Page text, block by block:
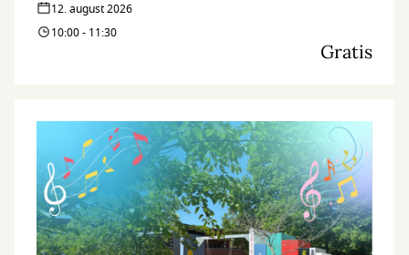
12. august 2026
10:00 - 11:30
Gratis